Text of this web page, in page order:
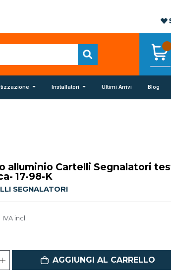
Installatori Ultimi Arrivi Blog
alluminio Cartelli Segnalatori
17-98-K
SEGNALATORI
IVA incl.
AGGIUNGI AL CARRELLO